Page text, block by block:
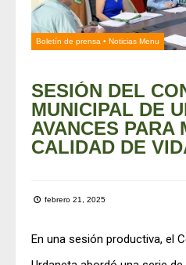
Boletín de prensa • Noticias Menu
SESIÓN DEL
MUNICIPAL DE
AVANCES PARA
CALIDAD DE
febrero 21, 2025
En una sesión productiva, el